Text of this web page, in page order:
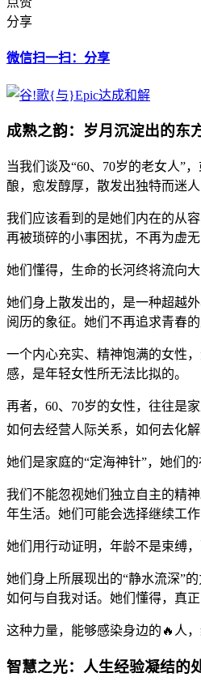
分享
微信扫一扫：分享
成熟之韵：岁月沉淀出的东
当我们谈及“60、70岁的老女人”
酿，愈发醇厚，散发出独特而迷
我们应该看到的是她们内在的从
再被琐碎的小事困扰，不再为虚
她们懂得，生命的长河终将流向
她们身上散发出的，是一种超越
阅历的象征。她们不再追求青春
一个内心充实、精神饱满的女性
感，是年轻女性所无法比拟的。
再者，60、70岁的女性，往往是
如何去经营人际关系，如何去化
她们是家庭的“定海神针”，她们
我们不能忽视她们独立自主的精
年生活。她们可能会选择继续工
她们用行动证明，年龄不是束缚
她们身上所展现出的“静水流深”
如何与自我对话。她们懂得，真
这种力量，能够感染身边的🔥人
智慧之光：人生经验凝结的